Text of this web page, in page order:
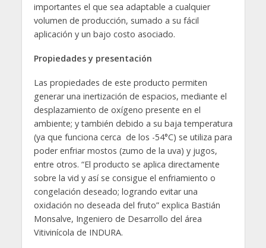
importantes el que sea adaptable a cualquier
volumen de producción, sumado a su fácil
aplicación y un bajo costo asociado.
Propiedades y presentación
Las propiedades de este producto permiten
generar una inertización de espacios, mediante el
desplazamiento de oxígeno presente en el
ambiente; y también debido a su baja temperatura
(ya que funciona cerca de los -54°C) se utiliza para
poder enfriar mostos (zumo de la uva) y jugos,
entre otros. “El producto se aplica directamente
sobre la vid y así se consigue el enfriamiento o
congelación deseado; logrando evitar una
oxidación no deseada del fruto” explica Bastián
Monsalve, Ingeniero de Desarrollo del área
Vitivinícola de INDURA.